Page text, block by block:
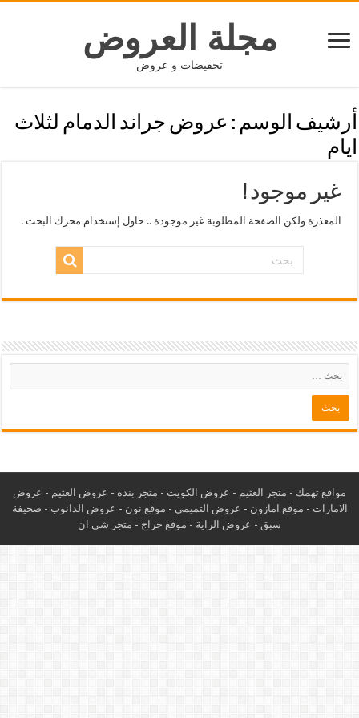
مجلة العروض
تخفيضات و عروض
أرشيف الوسم : عروض جراند الدمام لثلاث
ايام
غير موجود !
المعذرة ولكن الصفحة المطلوبة غير موجودة .. حاول إستخدام محرك البحث .
مواقع تهمك - متجر العثيم - عروض الكويت - متجر بنده - عروض العثيم - عروض
الامارات - موقع امازون - عروض التميمي - موقع نون - عروض الدانوب - صحيفة
سبق - عروض الراية - موقع حراج - متجر شي ان